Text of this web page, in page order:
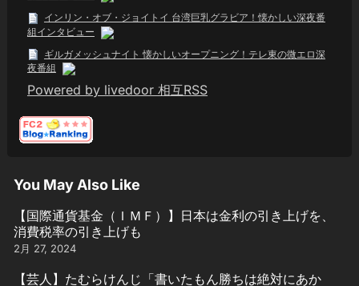
インリン・オブ・ジョイトイ 台湾巨乳グラビア！懐かしい深夜番
組インタビュー
ギルガメッシュナイト 懐かしいオープニング！テレ東の微エロ深
夜番組
Powered by livedoor 相互RSS
You May Also Like
【国際通貨基金（ＩＭＦ）】日本は金利の引き上げを、
消費税率の引き上げも
2月 27, 2024
【芸人】たむらけんじ「書いたもん勝ちは絶対にあか